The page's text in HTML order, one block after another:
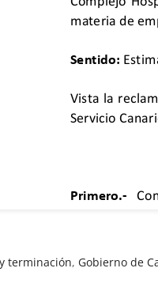
terminación, Gobierno de